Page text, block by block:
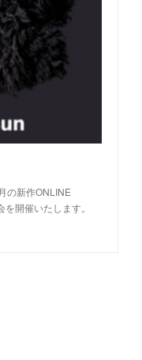
の新作ONLINE
開催いたします。